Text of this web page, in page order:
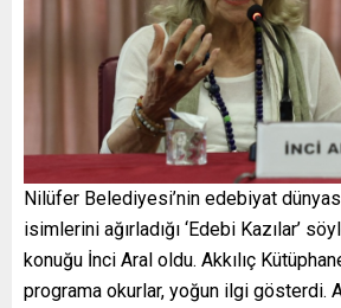
Nilüfer Belediyesi’nin edebiyat
isimlerini ağırladığı ‘Edebi Kazılar’
konuğu İnci Aral oldu. Akkılıç
programa okurlar, yoğun ilgi gösterdi.